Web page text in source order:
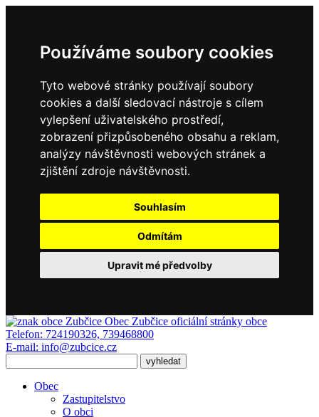
Používáme soubory cookies
Tyto webové stránky používají soubory
cookies a další sledovací nástroje s cílem
vylepšení uživatelského prostředí,
zobrazení přizpůsobeného obsahu a reklam,
analýzy návštěvnosti webových stránek a
zjištění zdroje návštěvnosti.
Souhlasím
Odmítám
Upravit mé předvolby
Obec Zubčice oficiální stránky obce
Telefon: 724190326, 739468800
E-mail: info@zubcice.cz
Obec
Zastupitelstvo
O obci